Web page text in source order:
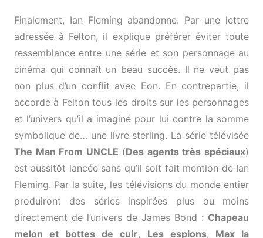
Finalement, Ian Fleming abandonne. Par une lettre
adressée à Felton, il explique préférer éviter toute
ressemblance entre une série et son personnage au
cinéma qui connaît un beau succès. Il ne veut pas
non plus d’un conflit avec Eon. En contrepartie, il
accorde à Felton tous les droits sur les personnages
et l’univers qu’il a imaginé pour lui contre la somme
symbolique de… une livre sterling. La série télévisée
The Man From UNCLE (Des agents très spéciaux)
est aussitôt lancée sans qu’il soit fait mention de Ian
Fleming. Par la suite, les télévisions du monde entier
produiront des séries inspirées plus ou moins
directement de l’univers de James Bond : Chapeau
melon et bottes de cuir, Les espions, Max la